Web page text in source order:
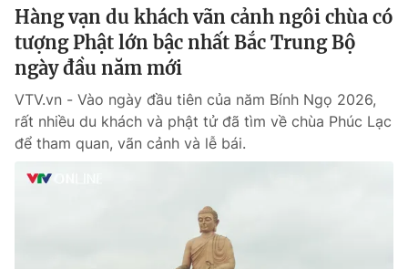
Hàng vạn du khách vãn cảnh ngôi chùa có
tượng Phật lớn bậc nhất Bắc Trung Bộ
ngày đầu năm mới
VTV.vn - Vào ngày đầu tiên của năm Bính Ngọ 2026,
rất nhiều du khách và phật tử đã tìm về chùa Phúc Lạc
để tham quan, vãn cảnh và lễ bái.